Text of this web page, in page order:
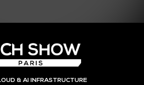
& AI INFRASTRUCTURE